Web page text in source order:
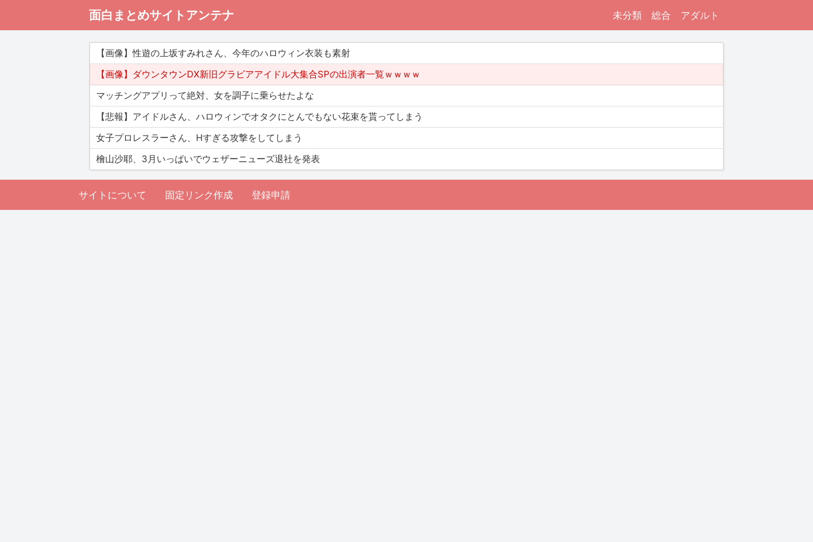
面白まとめサイトアンテナ 未分類 総合 アダルト
【画像】性遊の上坂すみれさん、今年のハロウィン衣装も素射
【画像】ダウンタウンDX新旧グラビアアイドル大集合SPの出演者一覧ｗｗｗｗ
マッチングアプリって絶対、女を調子に乗らせたよな
【悲報】アイドルさん、ハロウィンでオタクにとんでもない花束を貰ってしまう
女子プロレスラーさん、Hすぎる攻撃をしてしまう
檜山沙耶、3月いっぱいでウェザーニューズ退社を発表
サイトについて 固定リンク作成 登録申請